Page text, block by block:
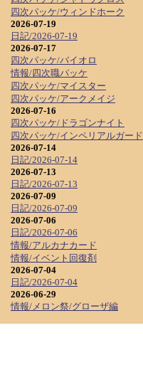
四次パッケ/ウィンドホーク
2026-07-19
日記/2026-07-19
2026-07-17
四次パッケ/バイオロ
情報/四次職パッケ
四次パッケ/マイスター
四次パッケ/アークメイジ
2026-07-16
四次パッケ/ドラゴンナイト
四次パッケ/インペリアルガード
2026-07-14
日記/2026-07-14
2026-07-13
日記/2026-07-13
2026-07-09
日記/2026-07-09
2026-07-06
日記/2026-07-06
情報/アルカナカード
情報/イベント回復剤
2026-07-04
日記/2026-07-04
2026-06-29
情報/メロン祭/グローザ編